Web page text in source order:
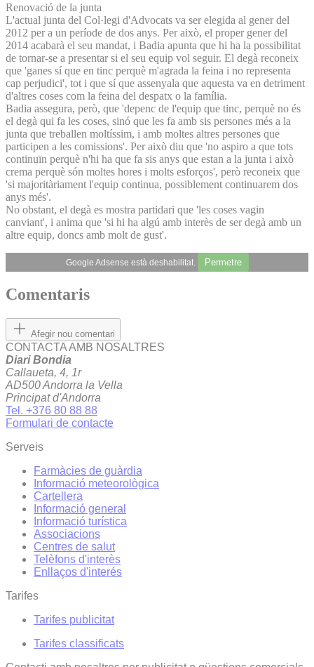
Renovació de la junta
L'actual junta del Col·legi d'Advocats va ser elegida al gener del
2012 per a un període de dos anys. Per això, el proper gener del
2014 acabarà el seu mandat, i Badia apunta que hi ha la possibilitat
de tornar-se a presentar si el seu equip vol seguir. El degà reconeix
que 'ganes sí que en tinc perquè m'agrada la feina i no representa
cap perjudici', tot i que sí que assenyala que aquesta va en detriment
d'altres coses com la feina del despatx o la família.
Badia assegura, però, que 'depenc de l'equip que tinc, perquè no és
el degà qui fa les coses, sinó que les fa amb sis persones més a la
junta que treballen moltíssim, i amb moltes altres persones que
participen a les comissions'. Per això diu que 'no aspiro a que tots
continuïn perquè n'hi ha que fa sis anys que estan a la junta i això
crema perquè són moltes hores i molts esforços', però reconeix que
'si majoritàriament l'equip continua, possiblement continuarem dos
anys més'.
No obstant, el degà es mostra partidari que 'les coses vagin
canviant', i anima que 'si hi ha algú amb interès de ser degà amb un
altre equip, doncs amb molt de gust'.
Google Adsense està deshabilitat. Permetre
Comentaris
Afegir nou comentari
CONTACTA AMB NOSALTRES
Diari Bondia
Callaueta, 4, 1r
AD500 Andorra la Vella
Principat d'Andorra
Tel. +376 80 88 88
Formulari de contacte
Serveis
Farmàcies de guàrdia
Informació meteorològica
Cartellera
Informació general
Informació turística
Associacions
Centres de salut
Telèfons d'interès
Enllaços d'interés
Tarifes
Tarifes publicitat
Tarifes classificats